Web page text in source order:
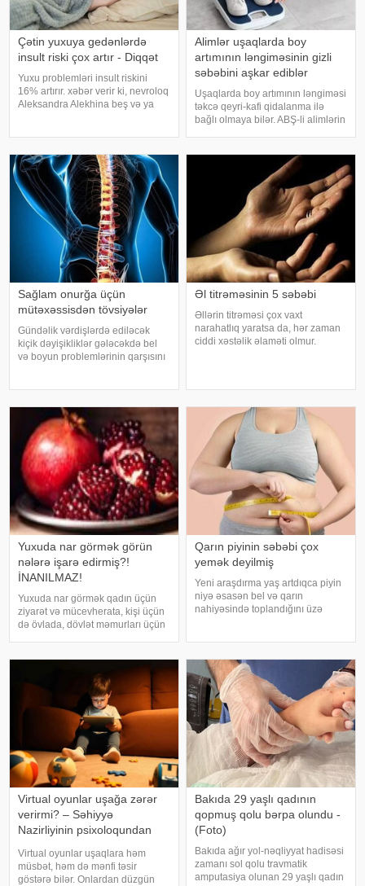
Çətin yuxuya gedənlərdə
insult riski çox artır - Diqqət
Yuxu problemləri insult riskini
16% artırır. xəbər verir ki, nevroloq
Aleksandra Alekhina beş və ya
artdığını deyib. İnsult ciddi və
həyat
Alimlər uşaqlarda boy
artımının ləngiməsinin gizli
səbəbini aşkar ediblər
Uşaqlarda boy artımının ləngiməsi
təkcə qeyri-kafi qidalanma ilə
bağlı olmaya bilər. ABŞ-li alimlərin
bakteriyalar hələ ana bətnində
olarkən körpənin inkişafın
Sağlam onurğa üçün
mütəxəssisdən tövsiyələr
Gündəlik vərdişlərdə ediləcək
kiçik dəyişikliklər gələcəkdə bel
və boyun problemlərinin qarşısını
duruş onurğanın sağlam
qalmasınd
Əl titrəməsinin 5 səbəbi
Əllərin titrəməsi çox vaxt
narahatlıq yaratsa da, hər zaman
ciddi xəstəlik əlaməti olmur.
Yuxuda nar görmək görün
nələrə işarə edirmiş?!
İNANILMAZ!
Yuxuda nar görmək qadın üçün
ziyarət və mücevherata, kişi üçün
də övlada, dövlət məmurları üçün
xalq üçün yaxşı bir idarəy
Qarın piyinin səbəbi çox
yemək deyilmiş
Yeni araşdırma yaş artdıqca piyin
niyə əsasən bel və qarın
nahiyəsində toplandığını üzə
müşahidə edir. Bu isə təkcə esteti
Virtual oyunlar uşağa zərər
verirmi? – Səhiyyə
Nazirliyinin psixoloqundan
Virtual oyunlar uşaqlara həm
müsbət, həm də mənfi təsir
göstərə bilər. Onlardan düzgün
Bakıda 29 yaşlı qadının
qopmuş qolu bərpa olundu -
(Foto)
Bakıda ağır yol-nəqliyyat hadisəsi
zamanı sol qolu travmatik
amputasiya olunan 29 yaşlı qadın